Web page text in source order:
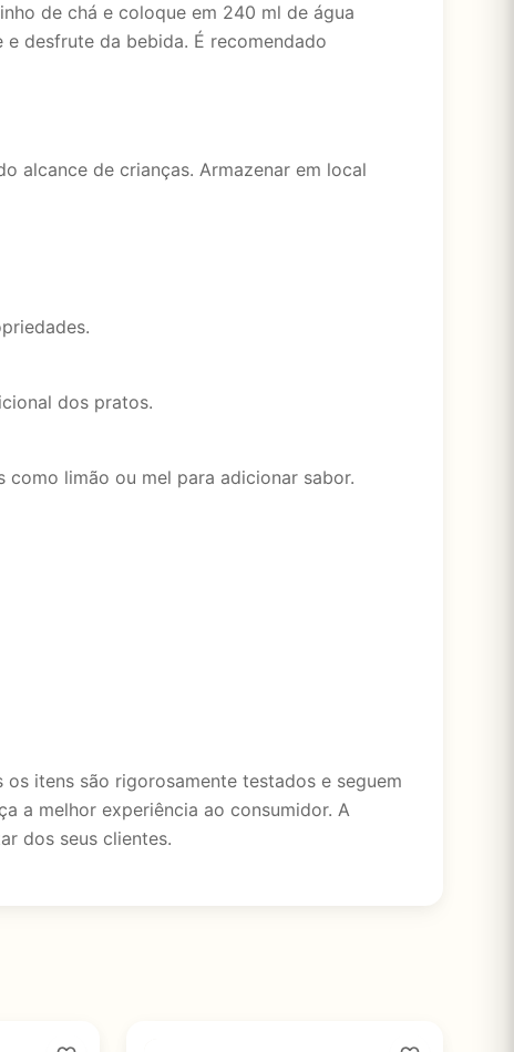
de chá e coloque em 240 ml de água
desfrute da bebida. É recomendado
alcance de crianças. Armazenar em local
dos pratos.
limão ou mel para adicionar sabor.
itens são rigorosamente testados e seguem
a melhor experiência ao consumidor. A
dos seus clientes.